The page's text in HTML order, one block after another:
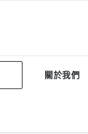
關於我們